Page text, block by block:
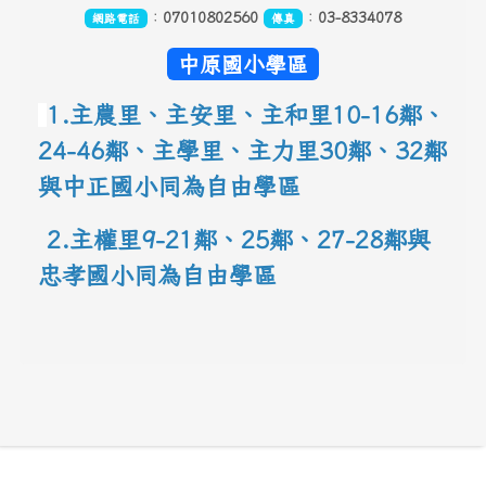
網路電話 ： 07010802560 傳真 ： 03-8334078
中原國小學區
1.主農里、主安里、主和里10-16鄰 、
24-46鄰、主學里、主力里30鄰 、 32鄰
與中正國小同為自由學區
2.主權里9-21鄰、25鄰 、 27-28鄰與
忠孝國小同為自由學區